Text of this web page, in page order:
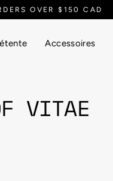
OVER $150 CAD
Accessoires
VITAE